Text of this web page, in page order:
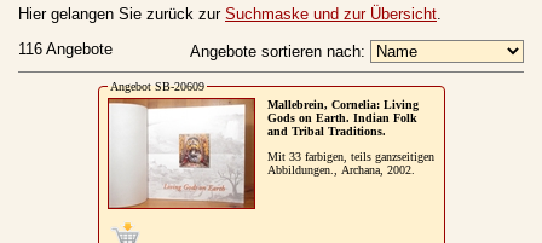
Die Meyer Auflagen
Zu den Angeboten
Hier gelangen Sie zurück zur Suchmaske und zur Übersicht.
116 Angebote
Angebote sortieren nach:
Angebot SB-20609
Mallebrein, Cornelia: Living
Gods on Earth. Indian Folk
and Tribal Traditions.
Mit 33 farbigen, teils ganzseitigen
Abbildungen., Archana, 2002.